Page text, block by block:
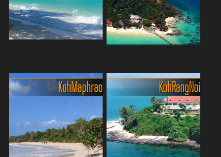
atemberaubende Trio aus
Khai Nok, Khai Nai und Khai
Nui bietet kristallkl...
Insel bietet unberührte
Strände, kristallklares
Wass...
Nga
Du willst Phuket ohne
Lawa Yai – eine kleine, fast
vergessene Insel mit
weißem Sand, türkisblauem
Wasser und traumhafter
Maiton Island, auch bekannt
als Honeymoon Island, ist
ein exklusives Inselparadies
vor der Küste Phukets. Die
private Insel bietet
kristallklares, tür...
Koh Maphrao Koh Rang Noi